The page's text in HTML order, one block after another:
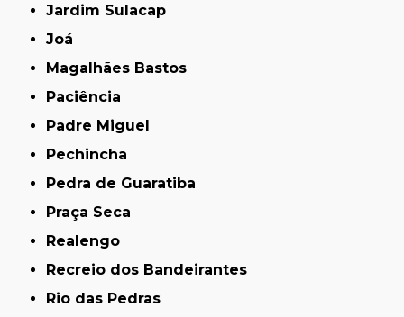
Jardim Sulacap
Joá
Magalhães Bastos
Paciência
Padre Miguel
Pechincha
Pedra de Guaratiba
Praça Seca
Realengo
Recreio dos Bandeirantes
Rio das Pedras